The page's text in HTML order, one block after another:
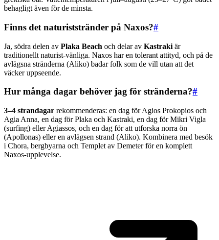
behagligt även för de minsta.
Finns det naturiststränder på Naxos?#
Ja, södra delen av Plaka Beach och delar av Kastraki är
traditionellt naturist-vänliga. Naxos har en tolerant attityd, och på de
avlägsna stränderna (Aliko) badar folk som de vill utan att det
väcker uppseende.
Hur många dagar behöver jag för stränderna?#
3–4 strandagar rekommenderas: en dag för Agios Prokopios och
Agia Anna, en dag för Plaka och Kastraki, en dag för Mikri Vigla
(surfing) eller Agiassos, och en dag för att utforska norra ön
(Apollonas) eller en avlägsen strand (Aliko). Kombinera med besök
i Chora, bergbyarna och Templet av Demeter för en komplett
Naxos-upplevelse.